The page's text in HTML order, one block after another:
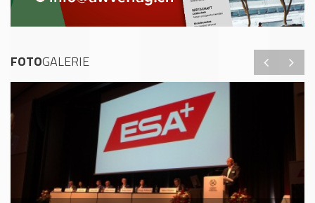
FOTOGALERIE